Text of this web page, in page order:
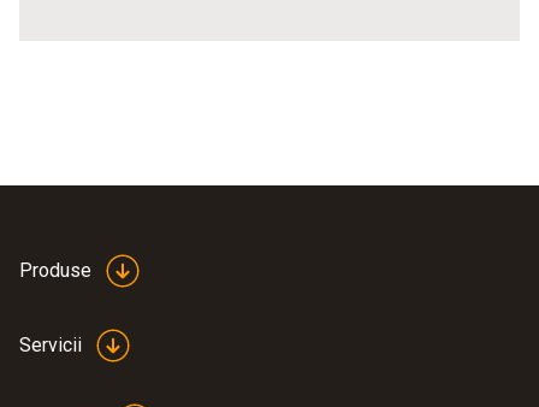
Produse
Servicii